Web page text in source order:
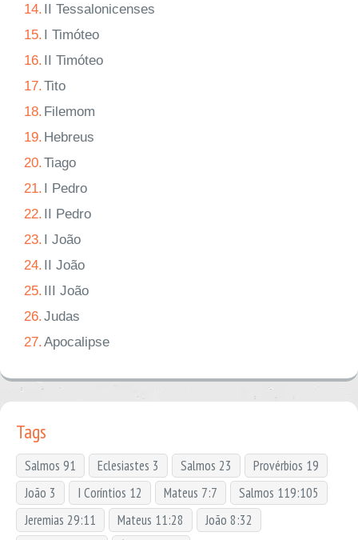
14. II Tessalonicenses
15. I Timóteo
16. II Timóteo
17.Tito
18. Filemom
19. Hebreus
20.Tiago
21. I Pedro
22. II Pedro
23. I João
24. II João
25. III João
26.Judas
27.Apocalipse
Tags
Salmos 91 Eclesiastes 3 Salmos 23
Provérbios 19
João 3
I Coríntios 12 Mateus 7:7
Salmos 119:105
Jeremias 29:11
Mateus 11:28
João 8:32